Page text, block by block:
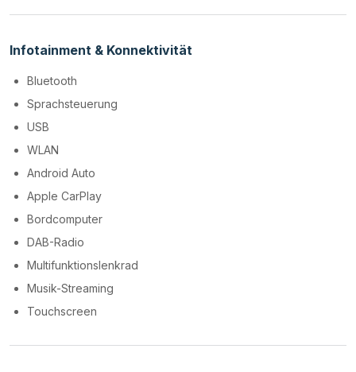
Infotainment & Konnektivität
Bluetooth
Sprachsteuerung
USB
WLAN
Android Auto
Apple CarPlay
Bordcomputer
DAB-Radio
Multifunktionslenkrad
Musik-Streaming
Touchscreen